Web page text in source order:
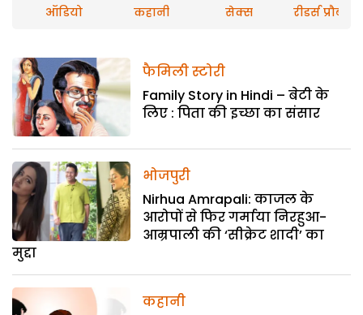
ऑडियो कहानी सेक्स रीडर्स प्रौब्लम
फैमिली स्टोरी
Family Story in Hindi – बेटी के
लिए : पिता की इच्छा का संसार
भोजपुरी
Nirhua Amrapali: काजल के
आरोपों से फिर गर्माया निरहुआ-
आम्रपाली की ‘सीक्रेट शादी’ का
मुद्दा
कहानी